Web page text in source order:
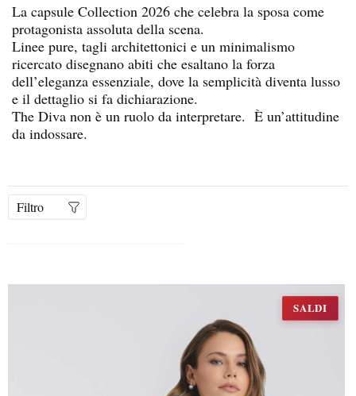
La capsule Collection 2026 che celebra la sposa come
protagonista assoluta della scena.
Linee pure, tagli architettonici e un minimalismo
ricercato disegnano abiti che esaltano la forza
dell’eleganza essenziale, dove la semplicità diventa lusso
e il dettaglio si fa dichiarazione.
The Diva non è un ruolo da interpretare. È un’attitudine
da indossare.
SALDI
Filtro